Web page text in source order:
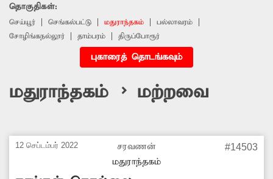
தொகுதிகள்:
செய்யூர் செங்கல்பட்டு மதுராந்தகம்
பல்லாவரம்
சோழிங்கநல்லூர்
தாம்பரம் திருப்போரூர்
புகாரைத் தொடங்கவும்
மதுராந்தகம் > மற்றவை
12 செப்டம்பர் 2022
சரவணன்
மதுராந்தகம்
#14503